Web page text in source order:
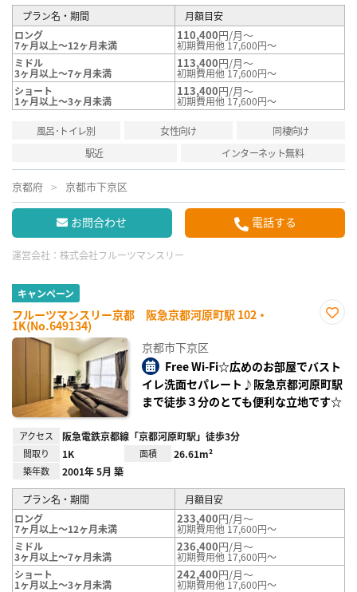
プラン名・期間
月額目安
ロング
7ヶ月以上～12ヶ月未満
110,400円/月～
初期費用他 17,600円～
ミドル
3ヶ月以上～7ヶ月未満
113,400円/月～
初期費用他 17,600円～
ショート
1ヶ月以上～3ヶ月未満
113,400円/月～
初期費用他 17,600円～
風呂･トイレ別 女性向け
同棲向け
駅近
インターネット無料
京都府 京都市下京区
お問合わせ 電話する
運営会社： 株式会社フルーツマンスリー
キャンペーン
フルーツマンスリー京都 阪急京都河原町駅 102・
1K(No.649134)
録
京都市下京区
Free Wi-Fi☆広めのお部屋でバスト
イレ洗面セパレート♪阪急京都河原町駅
まで徒歩３分のとても便利な立地です☆
アクセス 阪急電鉄京都線「京都河原町駅」徒歩3分
間取り 1K 面積 26.61m²
築年数 2001年 5月 築
プラン名・期間
月額目安
ロング
7ヶ月以上～12ヶ月未満
233,400円/月～
初期費用他 17,600円～
ミドル
3ヶ月以上～7ヶ月未満
236,400円/月～
初期費用他 17,600円～
ショート
1ヶ月以上～3ヶ月未満
242,400円/月～
初期費用他 17,600円～